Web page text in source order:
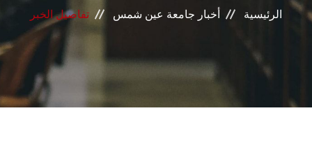
المراكز والوحدات
الأنظمة الذكية
الرئيسية أخبار جامعة عين شمس تفاصيل الخبر